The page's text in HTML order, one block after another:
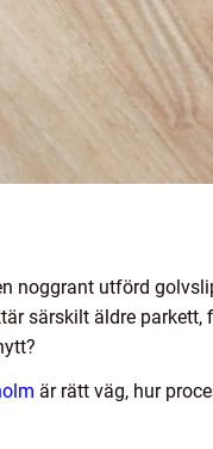
noggrant utförd
särskilt äldre
är rätt väg, hur